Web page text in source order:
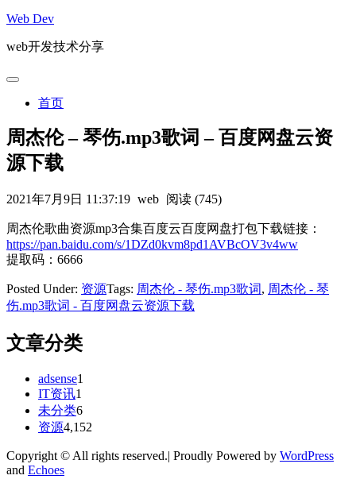
Web Dev
web开发技术分享
首页
周杰伦 – 琴伤.mp3歌词 – 百度网盘云资
源下载
2021年7月9日 11:37:19 web 阅读 (745)
周杰伦歌曲资源mp3合集百度云百度网盘打包下载链接：
https://pan.baidu.com/s/1DZd0kvm8pd1AVBcOV3v4ww
提取码：6666
Posted Under: 资源Tags: 周杰伦 - 琴伤.mp3歌词, 周杰伦 - 琴
伤.mp3歌词 - 百度网盘云资源下载
文章分类
adsense1
IT资讯1
未分类6
资源4,152
Copyright © All rights reserved.| Proudly Powered by WordPress
and Echoes